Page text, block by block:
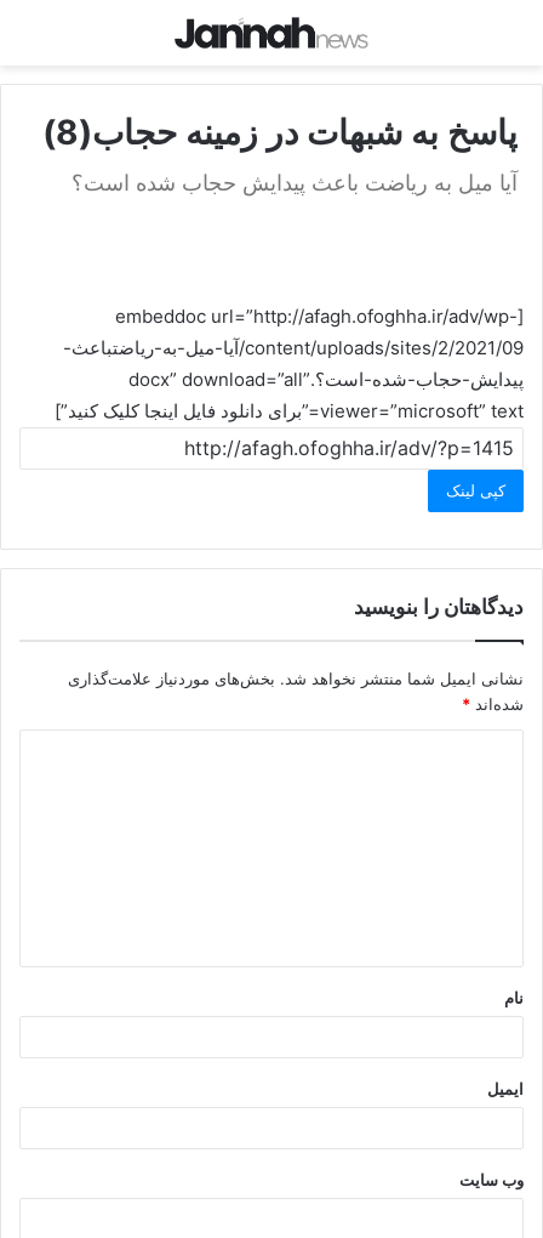
پاسخ به شبهات در زمینه حجاب(8)
آيا ميل به رياضت ‏باعث پيدايش حجاب شده است؟
[embeddoc url=”http://afagh.ofoghha.ir/adv/wp-
content/uploads/sites/2/2021/09/آيا-ميل-به-رياضت‏باعث-
پيدايش-حجاب-شده-است؟.docx” download=”all”
viewer=”microsoft” text=”برای دانلود فایل اینجا کلیک کنید”]
کپی لینک
دیدگاهتان را بنویسید
نشانی ایمیل شما منتشر نخواهد شد. بخش‌های موردنیاز علامت‌گذاری
شده‌اند *
*
نام
ایمیل
وب‌ سایت